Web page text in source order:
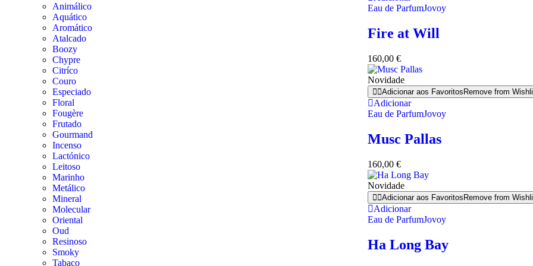
Animálico
Aquático
Aromático
Atalcado
Boozy
Chypre
Citríco
Couro
Especiado
Floral
Fougère
Frutado
Gourmand
Incenso
Lactónico
Leitoso
Marinho
Metálico
Mineral
Molecular
Oriental
Oud
Resinoso
Smoky
Tabaco
Eau de ParfumJovoy
Fire at Will
160,00 €
Novidade
Adicionar aos Favoritos Remove from
Adicionar
Eau de ParfumJovoy
Musc Pallas
160,00 €
Novidade
Adicionar aos Favoritos Remove from
Adicionar
Eau de ParfumJovoy
Ha Long Bay